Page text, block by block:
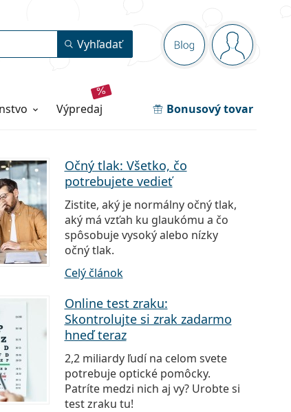
Navigačný panel
Blog ste
Vyhľadať
výpredaj Bonusový tovar
Očný tlak: Všetko, čo
potrebujete vedieť
Zistite, aký je normálny očný tlak,
aký má vzťah ku glaukómu a čo
spôsobuje vysoký alebo nízky
očný tlak.
Celý článok
Online test zraku:
Skontrolujte si zrak zadarmo
hneď teraz
2,2 miliardy ľudí na celom svete
potrebuje optické pomôcky.
Patríte medzi nich aj vy? Urobte si
test zraku tu!